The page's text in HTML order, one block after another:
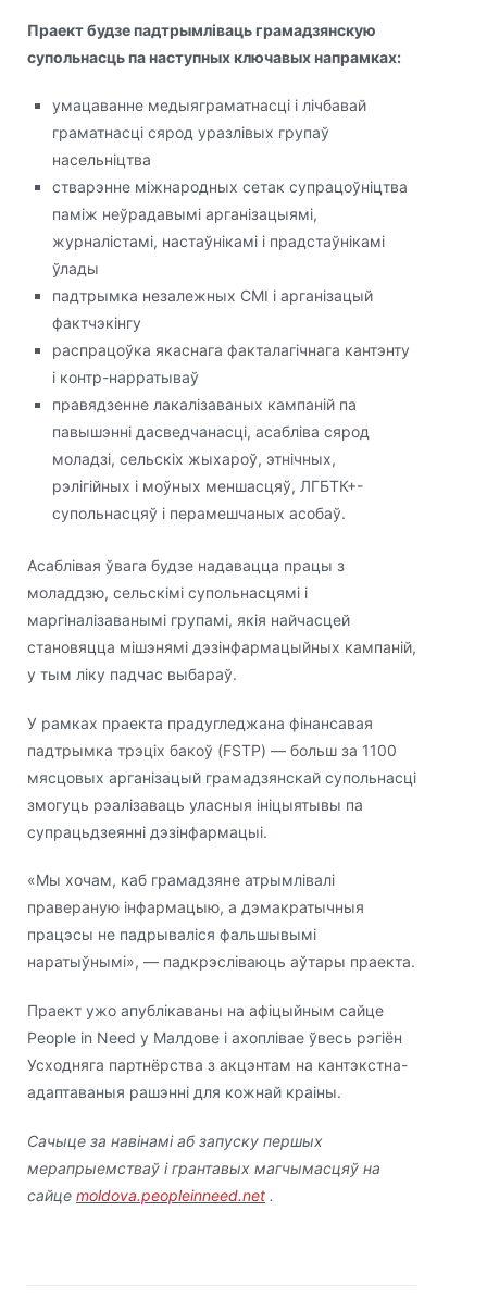
Праект будзе падтрымліваць грамадзянскую
супольнасць па наступных ключавых напрамках:
умацаванне медыяграматнасці і лічбавай
граматнасці сярод уразлівых групаў
насельніцтва
стварэнне міжнародных сетак супрацоўніцтва
паміж неўрадавымі арганізацыямі,
журналістамі, настаўнікамі і прадстаўнікамі
ўлады
падтрымка незалежных СМІ і арганізацый
фактчэкінгу
распрацоўка якаснага факталагічнага кантэнту
і контр-нарратываў
правядзенне лакалізаваных кампаній па
павышэнні дасведчанасці, асабліва сярод
моладзі, сельскіх жыхароў, этнічных,
рэлігійных і моўных меншасцяў, ЛГБТК+-
супольнасцяў і перамешчаных асобаў.
Асаблівая ўвага будзе надавацца працы з
моладдзю, сельскімі супольнасцямі і
маргіналізаванымі групамі, якія найчасцей
становяцца мішэнямі дэзінфармацыйных кампаній,
у тым ліку падчас выбараў.
У рамках праекта прадугледжана фінансавая
падтрымка трэціх бакоў (FSTP) — больш за 1100
мясцовых арганізацый грамадзянскай супольнасці
змогуць рэалізаваць уласныя ініцыятывы па
супрацьдзеянні дэзінфармацыі.
«Мы хочам, каб грамадзяне атрымлівалі
правераную інфармацыю, а дэмакратычныя
працэсы не падрываліся фальшывымі
наратыўнымі», — падкрэсліваюць аўтары праекта.
Праект ужо апублікаваны на афіцыйным сайце
People in Need у Малдове і ахоплівае ўвесь рэгіён
Усходняга партнёрства з акцэнтам на кантэкстна-
адаптаваныя рашэнні для кожнай краіны.
Сачыце за навінамі аб запуску першых
мерапрыемстваў і грантавых магчымасцяў на
сайце moldova.peopleinneed.net .